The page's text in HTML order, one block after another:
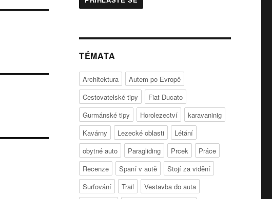
TÉMATA
Architektura
Autem po Evropě
Cestovatelské tipy
Fiat Ducato
Gurmánské tipy
Horolezectví
karavaninig
Kavárny
Lezecké oblasti
Létání
obytné auto
Paragliding Prcek
Práce
Recenze
Spaní v autě
Stojí za vidění
Surfování
Trail
Vestavba do auta